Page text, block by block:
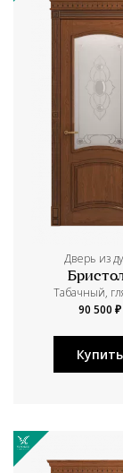
Дверь из
Табачный,
90 500 ₽
Купить